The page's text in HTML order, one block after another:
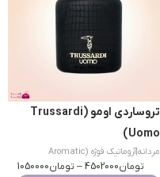
تروساردی اومو (Trussardi
Uomo)
مردانه|
آروماتیک فوژه (Aromatic
Fougere)
تومان4502000
– تومان1050000